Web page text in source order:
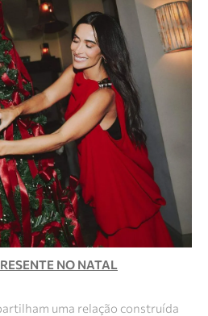
NO NATAL
uma relação construída